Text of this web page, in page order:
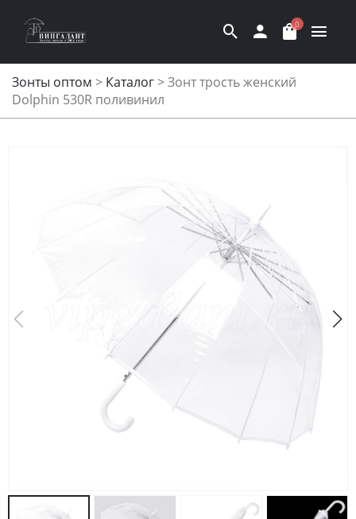
0
Зонты оптом > Каталог>Зонт трость женский
Dolphin 530R поливинил